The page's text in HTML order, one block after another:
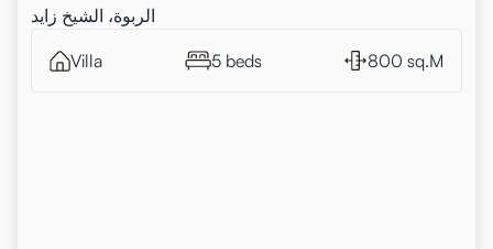
الربوة، الشيخ زايد
Villa 5 beds 800 sq.M